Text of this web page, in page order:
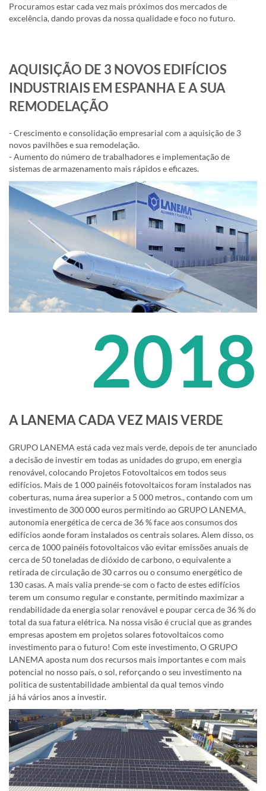
Procuramos estar cada vez mais próximos dos mercados de
excelência, dando provas da nossa qualidade e foco no futuro.
AQUISIÇÃO DE 3 NOVOS EDIFÍCIOS
INDUSTRIAIS EM ESPANHA E A SUA
REMODELAÇÃO
- Crescimento e consolidação empresarial com a aquisição de 3
novos pavilhões e sua remodelação.
- Aumento do número de trabalhadores e implementação de
sistemas de armazenamento mais rápidos e eficazes.
2018
A LANEMA CADA VEZ MAIS VERDE
GRUPO LANEMA está cada vez mais verde, depois de ter anunciado
a decisão de investir em todas as unidades do grupo, em energia
renovável, colocando Projetos Fotovoltaicos em todos seus
edifícios. Mais de 1 000 painéis fotovoltaicos foram instalados nas
coberturas, numa área superior a 5 000 metros., contando com um
investimento de 300 000 euros permitindo ao GRUPO LANEMA,
autonomia energética de cerca de 36 % face aos consumos dos
edifícios aonde foram instalados os centrais solares. Alem disso, os
cerca de 1000 painéis fotovoltaicos vão evitar emissões anuais de
cerca de 50 toneladas de dióxido de carbono, o equivalente a
retirada de circulação de 30 carros ou o consumo energético de
130 casas. A mais valia prende-se com o facto de estes edifícios
terem um consumo regular e constante, permitindo maximizar a
rendabilidade da energia solar renovável e poupar cerca de 36 % do
total da sua fatura elétrica. Na nossa visão é crucial que as grandes
empresas apostem em projetos solares fotovoltaicos como
investimento para o futuro! Com este investimento, O GRUPO
LANEMA aposta num dos recursos mais importantes e com mais
potencial no nosso país, o sol, reforçando o seu investimento na
politica de sustentabilidade ambiental da qual temos vindo
já há vários anos a investir.